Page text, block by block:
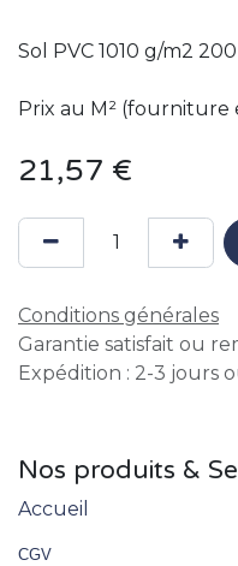
Sol PVC 1010 g/m2 200
Prix au M² (fourniture
21,57 €
Conditions générales
Garantie satisfait ou
Expédition : 2-3 jours
Nos produits &
Accueil
CGV